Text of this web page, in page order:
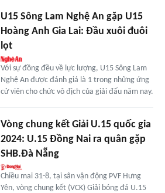
U15 Sông Lam Nghệ An gặp U15
Hoàng Anh Gia Lai: Đầu xuôi đuôi
lọt
Với sự đồng đều về lực lượng, U15 Sông Lam
Nghệ An được đánh giá là 1 trong những ứng
cử viên cho chức vô địch của giải đấu năm nay.
Vòng chung kết Giải U.15 quốc gia
2024: U.15 Đồng Nai ra quân gặp
SHB.Đà Nẵng
Chiều mai 31-8, tại sân vận động PVF Hưng
Yên, vòng chung kết (VCK) Giải bóng đá U.15